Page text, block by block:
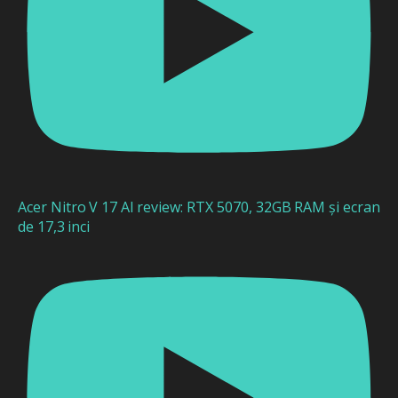
Acer Nitro V 17 AI review: RTX 5070, 32GB RAM și ecran
de 17,3 inci